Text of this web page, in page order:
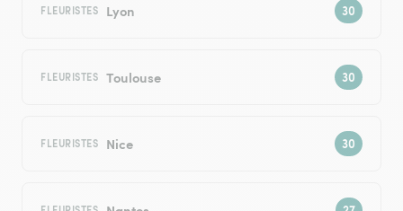
FLEURISTES Lyon
FLEURISTES Toulouse
FLEURISTES Nice